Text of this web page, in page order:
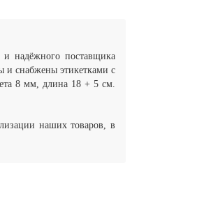
и надёжного поставщика
и снабжены этикетками с
8 мм, длина 18 + 5 см.
наших товаров, в